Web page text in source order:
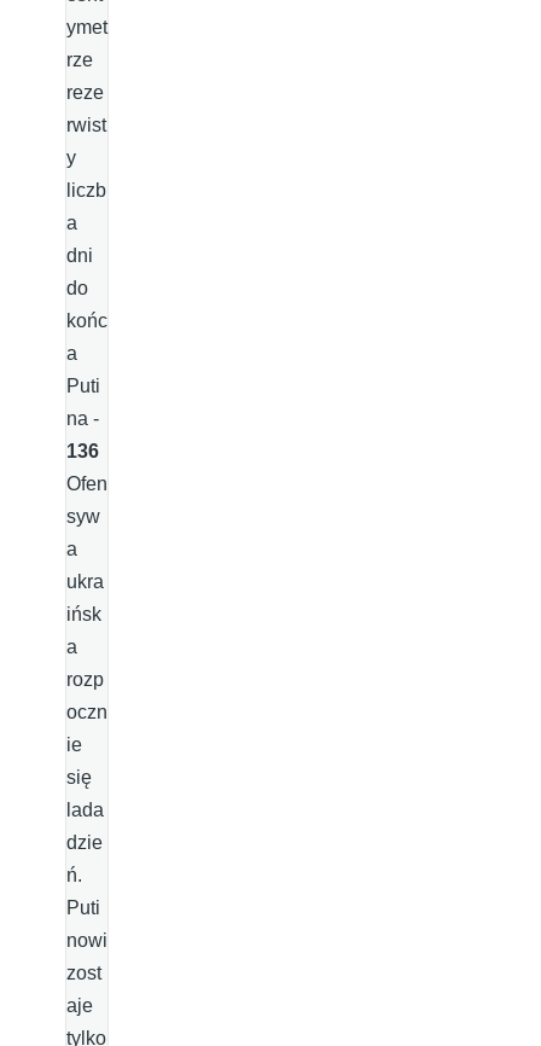
ymet
rze
reze
rwist
y
liczb
a
dni
do
końc
a
Puti
na -
136
Ofen
syw
a
ukra
ińsk
a
rozp
oczn
ie
się
lada
dzie
ń.
Puti
nowi
zost
aje
tylko